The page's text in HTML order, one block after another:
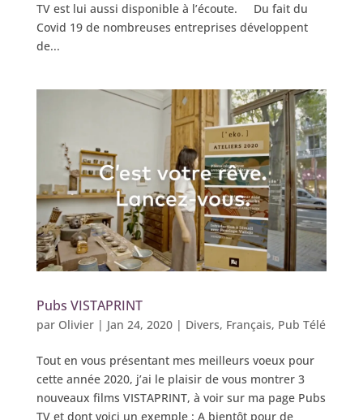
TV est lui aussi disponible à l’écoute. Du fait du
Covid 19 de nombreuses entreprises développent
de...
Pubs VISTAPRINT
par Olivier| Jan 24, 2020| Divers, Français, Pub Télé
Tout en vous présentant mes meilleurs voeux pour
cette année 2020, j’ai le plaisir de vous montrer 3
nouveaux films VISTAPRINT, à voir sur ma page Pubs
TV et dont voici un exemple : A bientôt pour de